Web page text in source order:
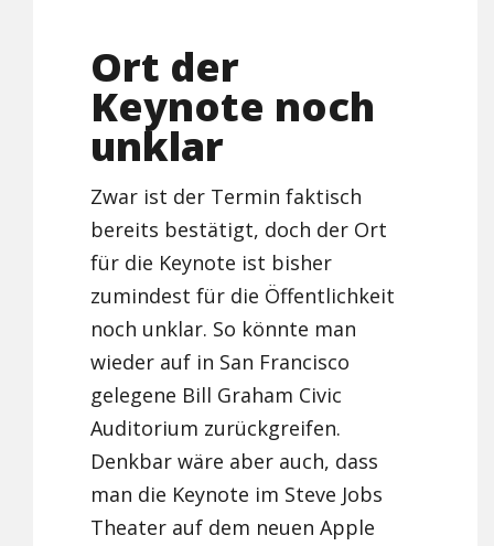
Ort der
Keynote noch
unklar
Zwar ist der Termin faktisch
bereits bestätigt, doch der Ort
für die Keynote ist bisher
zumindest für die Öffentlichkeit
noch unklar. So könnte man
wieder auf in San Francisco
gelegene Bill Graham Civic
Auditorium zurückgreifen.
Denkbar wäre aber auch, dass
man die Keynote im Steve Jobs
Theater auf dem neuen Apple